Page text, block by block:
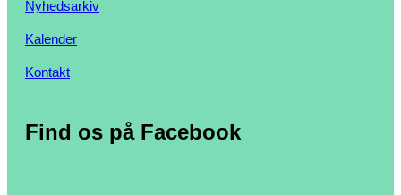
Nyhedsarkiv
Kalender
Kontakt
Find os på Facebook